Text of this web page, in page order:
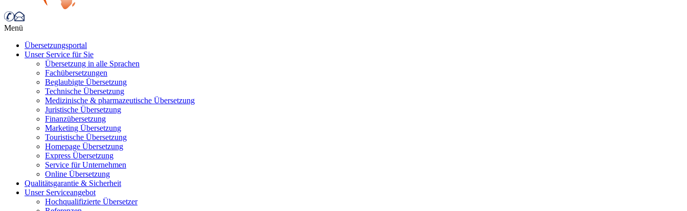
Menü
Übersetzungsportal
Unser Service für Sie
Übersetzung in alle Sprachen
Fachübersetzungen
Beglaubigte Übersetzung
Technische Übersetzung
Medizinische & pharmazeutische Übersetzung
Juristische Übersetzung
Finanzübersetzung
Marketing Übersetzung
Touristische Übersetzung
Homepage Übersetzung
Express Übersetzung
Service für Unternehmen
Online Übersetzung
Qualitätsgarantie & Sicherheit
Unser Serviceangebot
Hochqualifizierte Übersetzer